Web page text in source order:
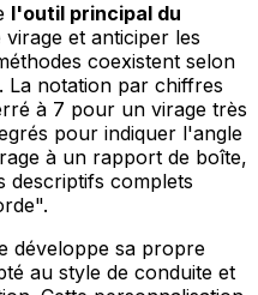
l'outil principal du
et anticiper les
coexistent selon
La notation par chiffres
à 7 pour un virage très
pour indiquer l'angle
à un rapport de boîte,
descriptifs complets
développe sa propre
au style de conduite et